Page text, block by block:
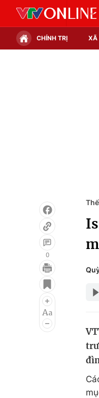
CHÍNH TRỊ XÃ
Điện ảnh
Âm nhạc
0